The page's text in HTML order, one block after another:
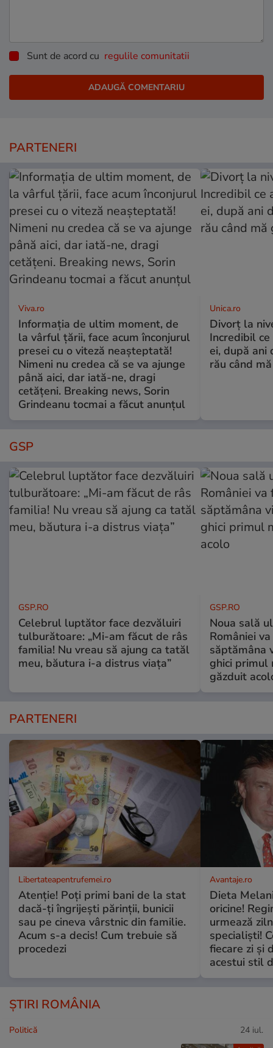
Sunt de acord cu regulile comunitatii
PARTENERI
Viva.ro
Informația de ultim moment, de
la vârful țării, face acum înconjurul
presei cu o viteză neașteptată!
Nimeni nu credea că se va ajunge
până aici, dar iată-ne, dragi
cetățeni. Breaking news, Sorin
Grindeanu tocmai a făcut anunțul
Unica.ro
Divorț la
Incredibil
ei, după ani
rău când
GSP
GSP.RO
Celebrul luptător face dezvăluiri
tulburătoare: „Mi-am făcut de râs
familia! Nu vreau să ajung ca tatăl
meu, băutura i-a distrus viața”
GSP.RO
Noua sală
României
săptămâna
ghici primul
găzduit
PARTENERI
Libertateapentrufemei.ro
Atenție! Poți primi bani de la stat
dacă-ți îngrijești părinții, bunicii
sau pe cineva vârstnic din familie.
Acum s-a decis! Cum trebuie să
procedezi
Avantaje.ro
Dieta
oricine!
urmează
specialiști!
fiecare zi și
acestui stil
ȘTIRI ROMÂNIA
Politică 24 iul.